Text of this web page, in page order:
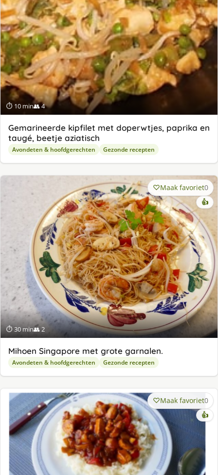
⏱ 10 min👥 4
Gemarineerde kipfilet met doperwtjes, paprika en
taugé, beetje aziatisch
Avondeten & hoofdgerechten Gezonde recepten
⏱ 30 min👥 2
Maak favoriet0
👍
Mihoen Singapore met grote garnalen.
Avondeten & hoofdgerechten Gezonde recepten
Maak favoriet0
👍